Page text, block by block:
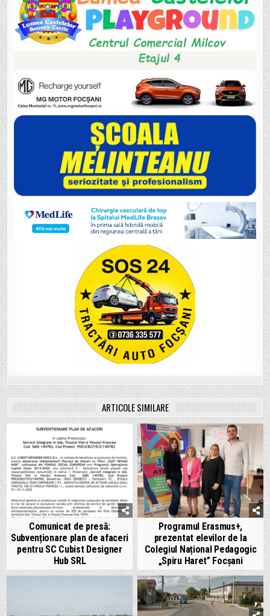
ARTICOLE SIMILARE
Comunicat de presă:
Subvenționare plan de afaceri
pentru SC Cubist Designer
Hub SRL
Programul Erasmus+,
prezentat elevilor de la
Colegiul Național Pedagogic
„Spiru Haret” Focșani